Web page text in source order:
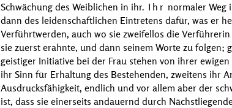
Schwächung des Weiblichen in ihr. Ihr normaler Weg
dann des leidenschaftlichen Eintretens dafür, was er
Verführtwerden, auch wo sie zweifellos die
sie zuerst erahnte, und dann seinem Worte zu folgen;
geistiger Initiative bei der Frau stehen von ihrer
ihr Sinn für Erhaltung des Bestehenden, zweitens ihr
Ausdrucksfähigkeit, endlich und vor allem aber der
ist, dass sie einerseits andauernd durch